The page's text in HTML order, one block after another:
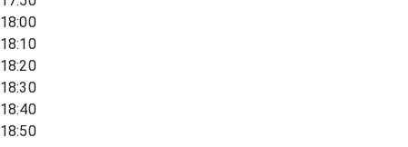
18:00
18:10
18:20
18:30
18:40
18:50